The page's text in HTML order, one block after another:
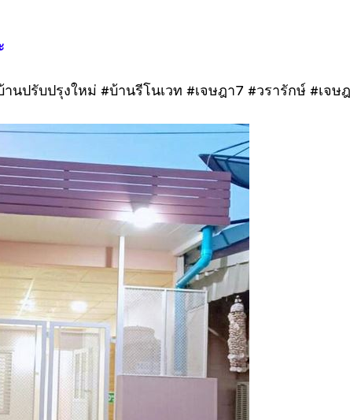
นปรับปรุงใหม่ #บ้านรีโนเวท #เจษฎา7 #วรารักษ์ #เ